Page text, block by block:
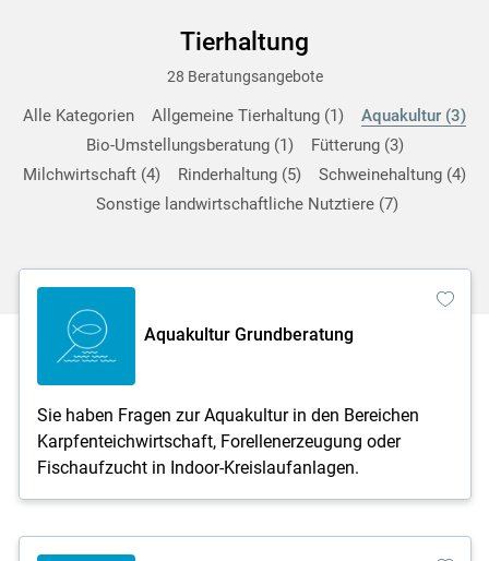
Tierhaltung
28 Beratungsangebote
Alle Kategorien Allgemeine Tierhaltung 1 Aquakultur 3
Bio-Umstellungsberatung 1 Fütterung 3
Milchwirtschaft 4 Rinderhaltung 5 Schweinehaltung 4
Sonstige landwirtschaftliche Nutztiere 7
Aquakultur Grundberatung
Sie haben Fragen zur Aquakultur in den Bereichen
Karpfenteichwirtschaft, Forellenerzeugung oder
Fischaufzucht in Indoor-Kreislaufanlagen.